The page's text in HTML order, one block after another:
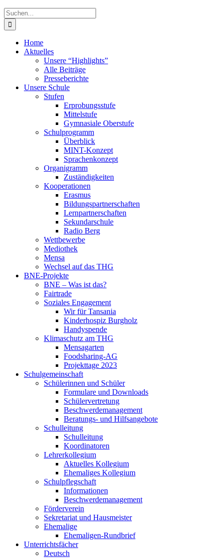
Suche
nach:
Home
Aktuelles
Unsere “Highlights”
Alle Beiträge
Presseberichte
Unsere Schule
Stufen
Erprobungsstufe
Mittelstufe
Gymnasiale Oberstufe
Schulprogramm
Überblick
MINT-Konzept
Sprachenkonzept
Organigramm
Zuständigkeiten
Kooperationen
Erasmus
Bildungspartnerschaften
Lernpartnerschaften
Sekundarschule
Radio Berg
Wettbewerbe
Mediothek
Mensa
Wechsel auf das THG
BNE-Projekte
BNE – Was ist das?
Fairtrade
Soziales Engagement
Wir für Tansania
Kinderhospiz Burgholz
Handyspende
Klimaschutz am THG
Mensagarten
Foodsharing-AG
Projekttage 2023
Schulgemeinschaft
Schülerinnen und Schüler
Formulare und Downloads
Schülervertretung
Beschwerdemanagement
Beratungs- und Hilfsangebote
Schulleitung
Schulleitung
Koordinatoren
Lehrerkollegium
Aktuelles Kollegium
Ehemaliges Kollegium
Schulpflegschaft
Informationen
Beschwerdemanagement
Förderverein
Sekretariat und Hausmeister
Ehemalige
Ehemaligen-Rundbrief
Unterrichtsfächer
Deutsch